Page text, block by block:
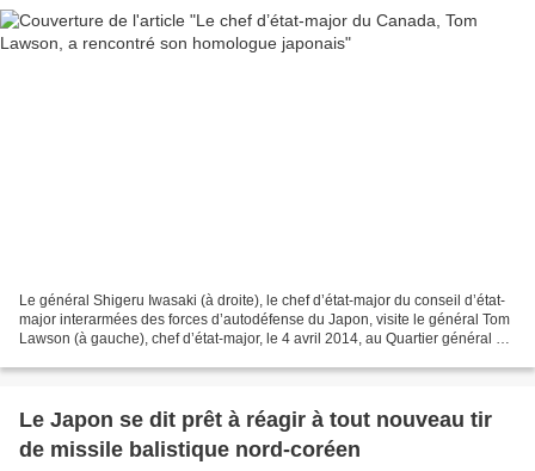
Le général Shigeru Iwasaki (à droite), le chef d’état-major du conseil d’état-
major interarmées des forces d’autodéfense du Japon, visite le général Tom
Lawson (à gauche), chef d’état-major, le 4 avril 2014, au Quartier général de
Le Japon se dit prêt à réagir à tout nouveau tir
de missile balistique nord-coréen